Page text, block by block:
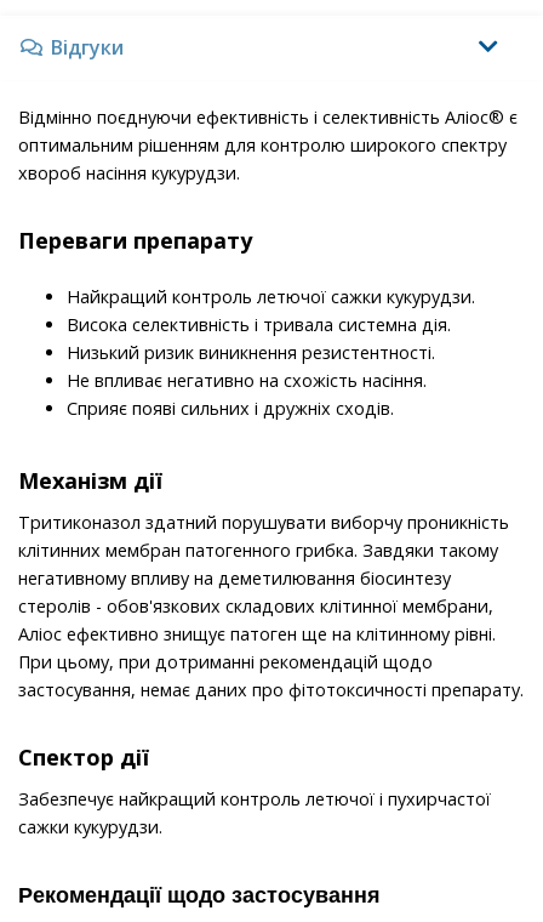
Відгуки
Відмінно поєднуючи ефективність і селективність Аліос® є
оптимальним рішенням для контролю широкого спектру
хвороб насіння кукурудзи.
Переваги препарату
Найкращий контроль летючої сажки кукурудзи.
Висока селективність і тривала системна дія.
Низький ризик виникнення резистентності.
Не впливає негативно на схожість насіння.
Сприяє появі сильних і дружніх сходів.
Механізм дії
Тритиконазол здатний порушувати виборчу проникність
клітинних мембран патогенного грибка. Завдяки такому
негативному впливу на деметилювання біосинтезу
стеролів - обов'язкових складових клітинної мембрани,
Аліос ефективно знищує патоген ще на клітинному рівні.
При цьому, при дотриманні рекомендацій щодо
застосування, немає даних про фітотоксичності препарату.
Спектор дії
Забезпечує найкращий контроль летючої і пухирчастої
сажки кукурудзи.
Рекомендації щодо застосування